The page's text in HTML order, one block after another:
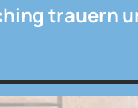
trauern